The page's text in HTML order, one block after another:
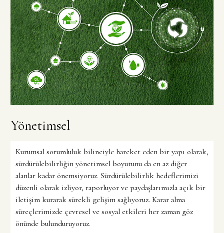
Yönetimsel
Kurumsal sorumluluk bilinciyle hareket eden bir yapı olarak,
sürdürülebilirliğin yönetimsel boyutunu da en az diğer
alanlar kadar önemsiyoruz. Sürdürülebilirlik hedeflerimizi
düzenli olarak izliyor, raporluyor ve paydaşlarımızla açık bir
iletişim kurarak sürekli gelişim sağlıyoruz. Karar alma
süreçlerimizde çevresel ve sosyal etkileri her zaman göz
önünde bulunduruyoruz.